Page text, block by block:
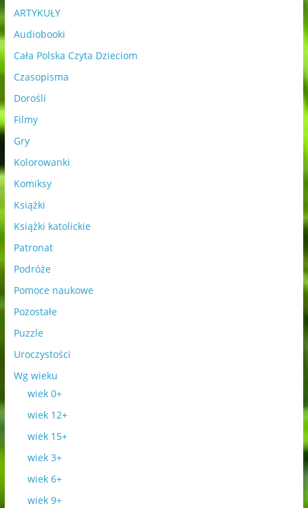
ARTYKUŁY
Audiobooki
Cała Polska Czyta Dzieciom
Czasopisma
Dorośli
Filmy
Gry
Kolorowanki
Komiksy
Książki
Książki katolickie
Patronat
Podróże
Pomoce naukowe
Pozostałe
Puzzle
Uroczystości
Wg wieku
wiek 0+
wiek 12+
wiek 15+
wiek 3+
wiek 6+
wiek 9+